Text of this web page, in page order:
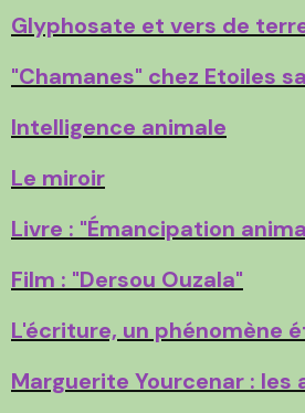
Glyphosate et vers de
"Chamanes" chez Etoiles
Intelligence animale
Le miroir
Livre : "Émancipation
Film : "Dersou Ouzala"
L'écriture, un phénomène
Marguerite Yourcenar : les